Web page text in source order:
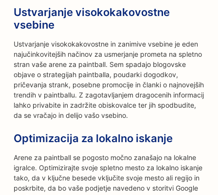
Ustvarjanje visokokakovostne
vsebine
Ustvarjanje visokokakovostne in zanimive vsebine je eden
najučinkovitejših načinov za usmerjanje prometa na spletno
stran vaše arene za paintball. Sem spadajo blogovske
objave o strategijah paintballa, poudarki dogodkov,
pričevanja strank, posebne promocije in članki o najnovejših
trendih v paintballu. Z zagotavljanjem dragocenih informacij
lahko privabite in zadržite obiskovalce ter jih spodbudite,
da se vračajo in delijo vašo vsebino.
Optimizacija za lokalno iskanje
Arene za paintball se pogosto močno zanašajo na lokalne
igralce. Optimizirajte svoje spletno mesto za lokalno iskanje
tako, da v ključne besede vključite svoje mesto ali regijo in
poskrbite, da bo vaše podjetje navedeno v storitvi Google